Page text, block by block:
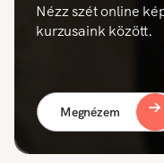
Nézz szét online
kurzusaink között.
Megnézem